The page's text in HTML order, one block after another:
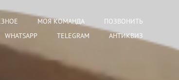
МОЯ КОМАНДА
ПОЗВОНИТЬ
WHATSAPP
TELEGRAM АНТИКВИЗ